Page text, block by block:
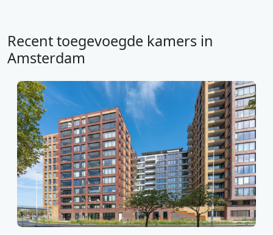
Recent toegevoegde kamers in
Amsterdam